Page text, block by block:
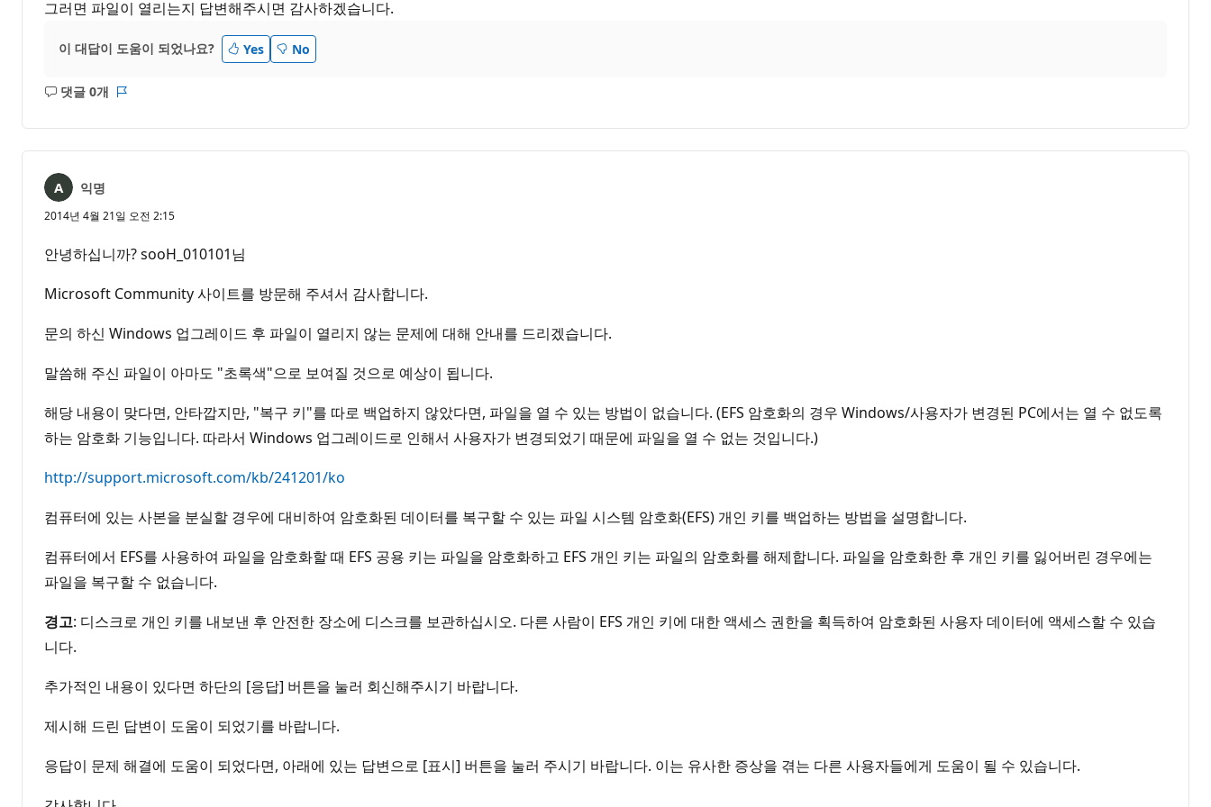
그러면 파일이 열리는지 답변해주시면 감사하겠습니다.
이 대답이 도움이 되었나요? Yes No
댓글 0개
설
음
익명
2014년 4월 21일 오전 2:15
안녕하십니까? sooH_010101님
Microsoft Community 사이트를 방문해 주셔서 감사합니다.
문의 하신 Windows 업그레이드 후 파일이 열리지 않는 문제에 대해 안내를 드리겠습니다.
말씀해 주신 파일이 아마도 "초록색"으로 보여질 것으로 예상이 됩니다.
해당 내용이 맞다면, 안타깝지만, "복구 키"를 따로 백업하지 않았다면, 파일을 열 수 있는 방법이 없습니다. (EFS 암호화의 경우 Windows/사용자가 변경된 PC에서는 열 수 없도록
하는 암호화 기능입니다. 따라서 Windows 업그레이드로 인해서 사용자가 변경되었기 때문에 파일을 열 수 없는 것입니다.)
http://support.microsoft.com/kb/241201/ko
컴퓨터에 있는 사본을 분실할 경우에 대비하여 암호화된 데이터를 복구할 수 있는 파일 시스템 암호화(EFS) 개인 키를 백업하는 방법을 설명합니다.
컴퓨터에서 EFS를 사용하여 파일을 암호화할 때 EFS 공용 키는 파일을 암호화하고 EFS 개인 키는 파일의 암호화를 해제합니다. 파일을 암호화한 후 개인 키를 잃어버린 경우에는
파일을 복구할 수 없습니다.
경고: 디스크로 개인 키를 내보낸 후 안전한 장소에 디스크를 보관하십시오. 다른 사람이 EFS 개인 키에 대한 액세스 권한을 획득하여 암호화된 사용자 데이터에 액세스할 수 있습
니다.
추가적인 내용이 있다면 하단의 [응답] 버튼을 눌러 회신해주시기 바랍니다.
제시해 드린 답변이 도움이 되었기를 바랍니다.
응답이 문제 해결에 도움이 되었다면, 아래에 있는 답변으로 [표시] 버튼을 눌러 주시기 바랍니다. 이는 유사한 증상을 겪는 다른 사용자들에게 도움이 될 수 있습니다.